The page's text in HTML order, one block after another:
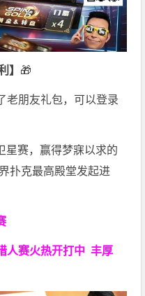
】 🎁
老朋友礼包，可以登录
星赛，赢得梦寐以求的
扑克最高殿堂发起进
人赛火热开打中 丰厚